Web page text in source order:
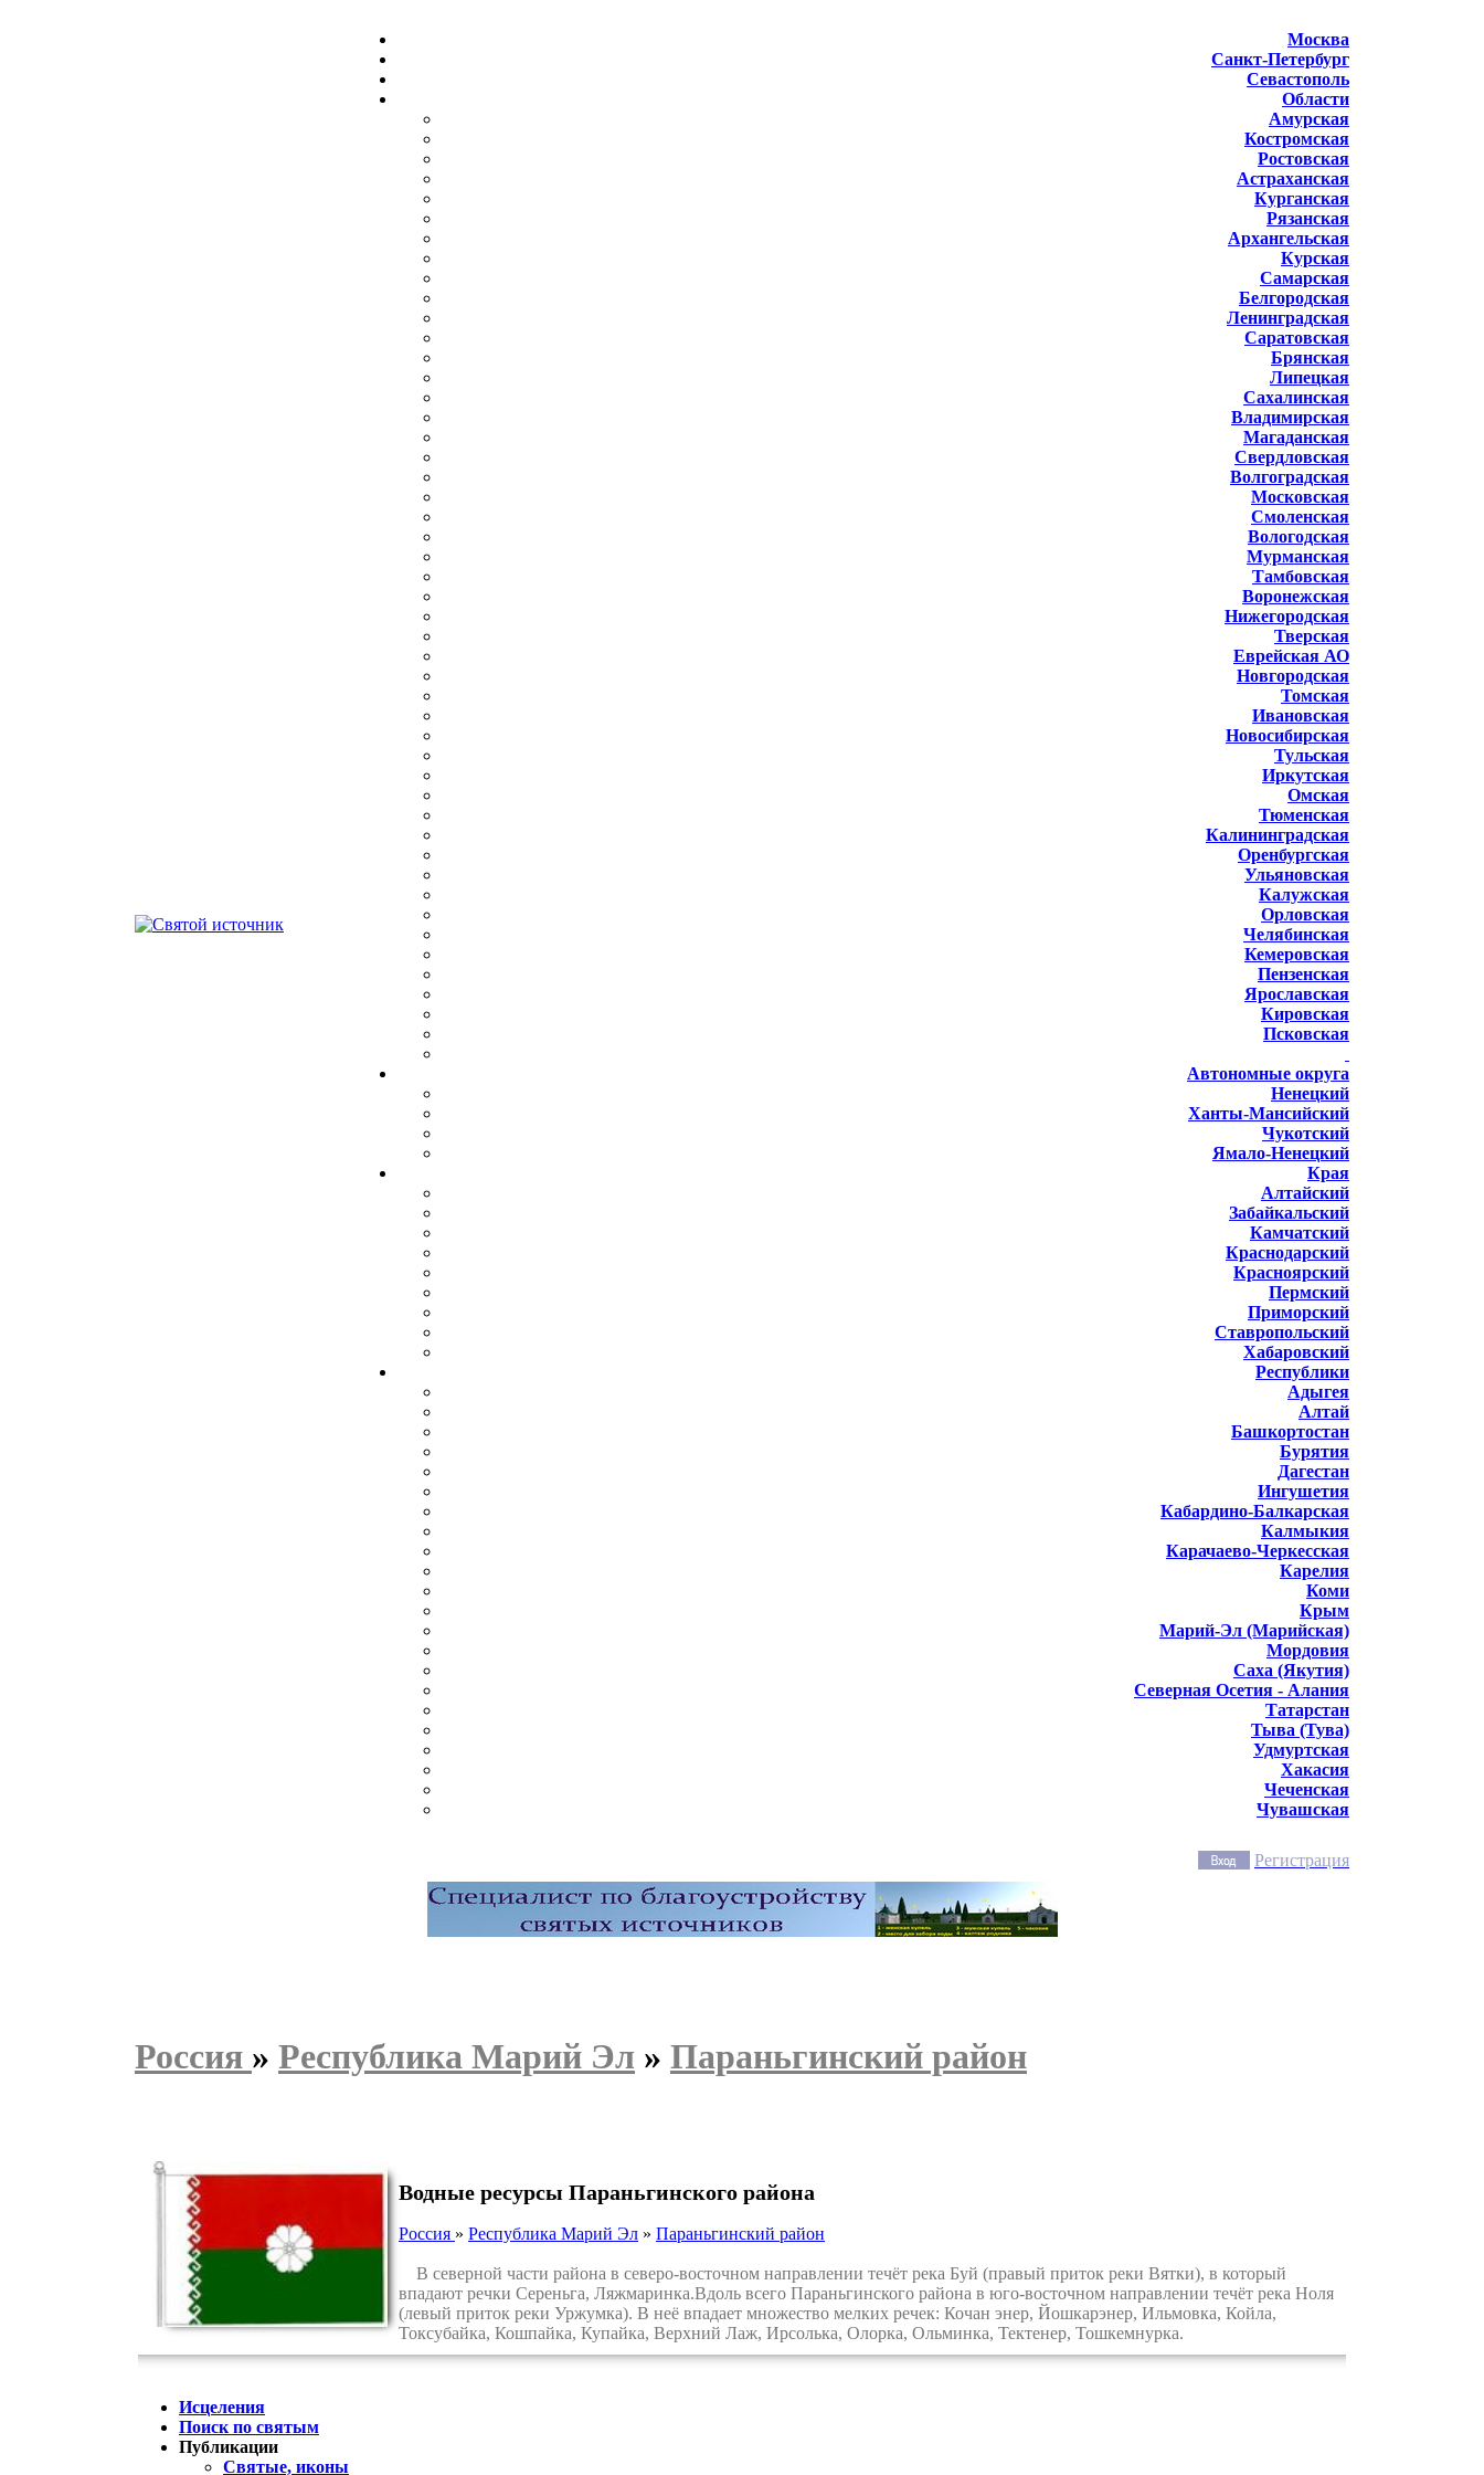
Москва
Санкт-Петербург
Севастополь
Области
Амурская
Костромская
Ростовская
Астраханская
Курганская
Рязанская
Архангельская
Курская
Самарская
Белгородская
Ленинградская
Саратовская
Брянская
Липецкая
Сахалинская
Владимирская
Магаданская
Свердловская
Волгоградская
Московская
Смоленская
Вологодская
Мурманская
Тамбовская
Воронежская
Нижегородская
Тверская
Еврейская АО
Новгородская
Томская
Ивановская
Новосибирская
Тульская
Иркутская
Омская
Тюменская
Калининградская
Оренбургская
Ульяновская
Калужская
Орловская
Челябинская
Кемеровская
Пензенская
Ярославская
Кировская
Псковская
Автономные округа
Ненецкий
Ханты-Мансийский
Чукотский
Ямало-Ненецкий
Края
Алтайский
Забайкальский
Камчатский
Краснодарский
Красноярский
Пермский
Приморский
Ставропольский
Хабаровский
Республики
Адыгея
Алтай
Башкортостан
Бурятия
Дагестан
Ингушетия
Кабардино-Балкарская
Калмыкия
Карачаево-Черкесская
Карелия
Коми
Крым
Марий-Эл (Марийская)
Мордовия
Саха (Якутия)
Северная Осетия - Алания
Татарстан
Тыва (Тува)
Удмуртская
Хакасия
Чеченская
Чувашская
Регистрация
Россия » Республика Марий Эл » Параньгинский район
Водные ресурсы Параньгинского района
Россия » Республика Марий Эл » Параньгинский район
В северной части района в северо-восточном направлении течёт река Буй (правый приток реки Вятки), в который
впадают речки Сереньга, Ляжмаринка.Вдоль всего Параньгинского района в юго-восточном направлении течёт река Ноля
(левый приток реки Уржумка). В неё впадает множество мелких речек: Кочан энер, Йошкарэнер, Ильмовка, Койла,
Токсубайка, Кошпайка, Купайка, Верхний Лаж, Ирсолька, Олорка, Ольминка, Тектенер, Тошкемнурка.
Исцеления
Поиск по святым
Публикации
Святые, иконы